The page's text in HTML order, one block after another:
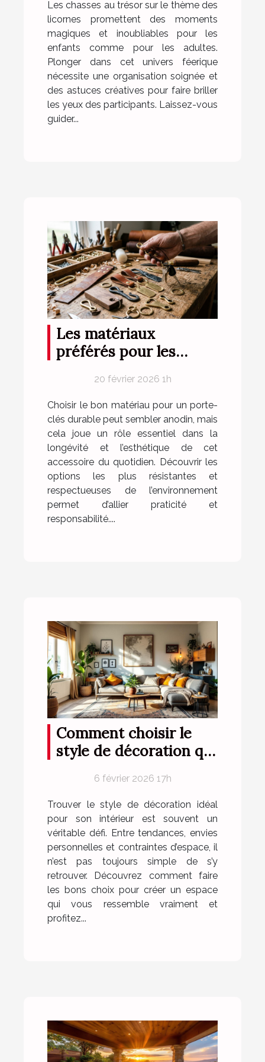
thème des licornes
Les chasses au trésor sur le thème des
licornes promettent des moments
magiques et inoubliables pour les
enfants comme pour les adultes.
Plonger dans cet univers féerique
nécessite une organisation soignée et
des astuces créatives pour faire briller
les yeux des participants. Laissez-vous
guider...
Les matériaux
préférés pour les
20 février 2026 1h
Choisir le bon matériau pour un porte-
clés durable peut sembler anodin, mais
cela joue un rôle essentiel dans la
longévité et l’esthétique de cet
accessoire du quotidien. Découvrir les
options les plus résistantes et
respectueuses de l’environnement
permet d’allier praticité et
responsabilité....
Comment choisir le
style de décoration qui
6 février 2026 17h
Trouver le style de décoration idéal
pour son intérieur est souvent un
véritable défi. Entre tendances, envies
personnelles et contraintes d’espace, il
n’est pas toujours simple de s’y
retrouver. Découvrez comment faire
les bons choix pour créer un espace
qui vous ressemble vraiment et
profitez...